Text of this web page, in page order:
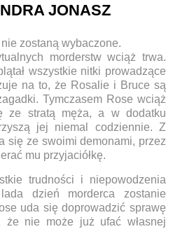
JONASZ
zostaną wybaczone.
morderstw wciąż trwa.
wszystkie nitki prowadzące
na to, że Rosalie i Bruce są
Tymczasem Rose wciąż
ze stratą męża, a w dodatku
jej niemal codziennie. Z
się ze swoimi demonami, przez
mu przyjaciółkę.
trudności i niepowodzenia
dzień morderca zostanie
uda się doprowadzić sprawę
że nie może już ufać własnej